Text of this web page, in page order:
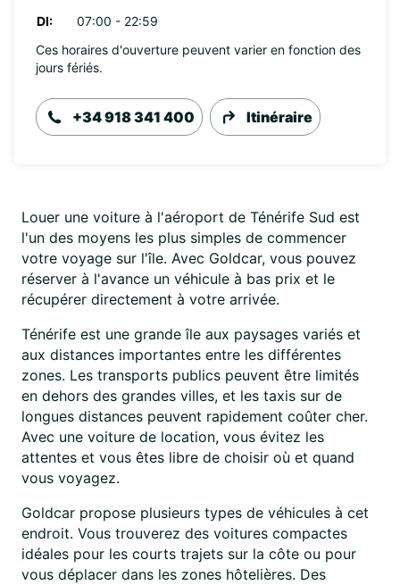
DI:
07:00 - 22:59
Ces horaires d'ouverture peuvent varier en fonction des
jours fériés.
+34 918 341 400 Itinéraire
Louer une voiture à l'aéroport de Ténérife Sud est
l'un des moyens les plus simples de commencer
votre voyage sur l'île. Avec Goldcar, vous pouvez
réserver à l'avance un véhicule à bas prix et le
récupérer directement à votre arrivée.
Ténérife est une grande île aux paysages variés et
aux distances importantes entre les différentes
zones. Les transports publics peuvent être limités
en dehors des grandes villes, et les taxis sur de
longues distances peuvent rapidement coûter cher.
Avec une voiture de location, vous évitez les
attentes et vous êtes libre de choisir où et quand
vous voyagez.
Goldcar propose plusieurs types de véhicules à cet
endroit. Vous trouverez des voitures compactes
idéales pour les courts trajets sur la côte ou pour
vous déplacer dans les zones hôtelières. Des